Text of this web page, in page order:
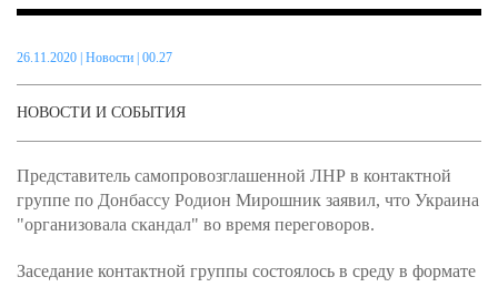
26.11.2020 Новости | 00.27
НОВОСТИ И СОБЫТИЯ
Представитель самопровозглашенной ЛНР в контактной
группе по Донбассу Родион Мирошник заявил, что Украина
"организовала скандал" во время переговоров.
Заседание контактной группы состоялось в среду в формате